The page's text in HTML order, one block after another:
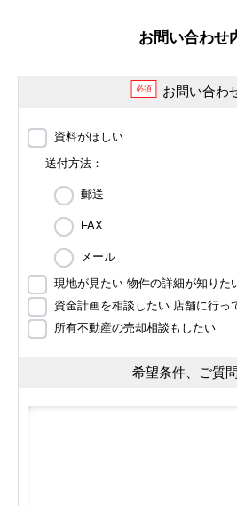
お問い合わせ
必須 お問い合わ
資料がほしい
送付方法：
郵送
FAX
メール
現地が見たい 物件の詳細が知りた
資金計画を相談したい 店舗に行っ
所有不動産の売却相談もしたい
希望条件、ご質